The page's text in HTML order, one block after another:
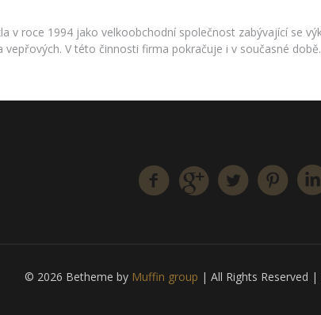
v roce 1994 jako velkoobchodní společnost zabývající se
vepřových. V této činnosti firma pokračuje i v současné době.
© 2026 Betheme by Muffin group | All Rights Reserved